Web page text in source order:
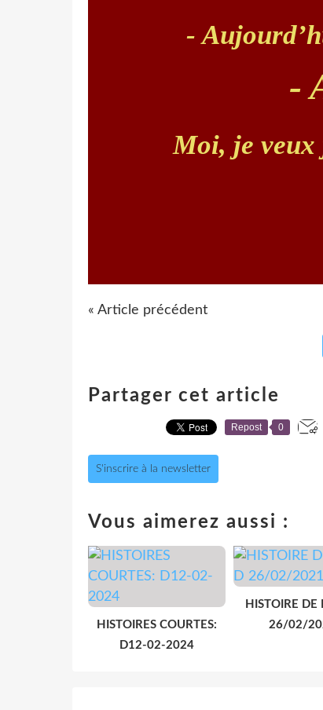
-
-
Moi, je veux
« Article précédent
Partager cet article
Repost 0
S'inscrire à la newsletter
Vous aimerez aussi :
HISTOIRES COURTES:
D12-02-2024
HISTOIRE DE
26/02/